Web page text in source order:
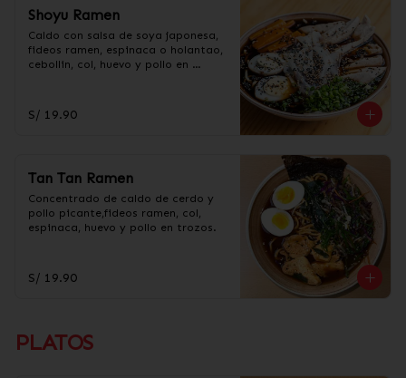
Shoyu Ramen
Caldo con salsa de soya japonesa,
fideos ramen, espinaca o holantao,
cebollin, col, huevo y pollo en
S/ 19.90
Tan Tan Ramen
Concentrado de caldo de cerdo y
pollo picante,fideos ramen, col,
espinaca, huevo y pollo en trozos.
S/ 19.90
PLATOS